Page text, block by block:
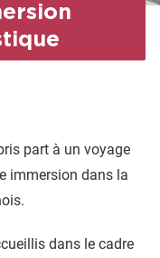
part à un voyage
immersion dans la
dans le cadre